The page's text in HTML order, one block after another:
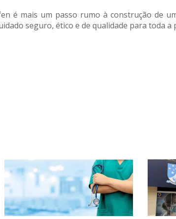
é mais um passo rumo à construção de
seguro, ético e de qualidade para toda a